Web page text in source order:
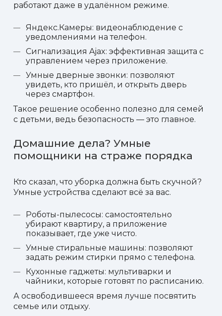
работают даже в удалённом режиме.
Яндекс.Камеры: видеонаблюдение с
уведомлениями на телефон.
Сигнализация Ajax: эффективная защита с
управлением через приложение.
Умные дверные звонки: позволяют
увидеть, кто пришёл, и открыть дверь
через смартфон.
Такое решение особенно полезно для семей
с детьми, ведь безопасность — это главное.
Домашние дела? Умные
помощники на страже порядка
Кто сказал, что уборка должна быть скучной?
Умные устройства сделают всё за вас.
Роботы-пылесосы: самостоятельно
убирают квартиру, а приложение
показывает, где уже чисто.
Умные стиральные машины: позволяют
задать режим стирки прямо с телефона.
Кухонные гаджеты: мультиварки и
чайники, которые готовят по расписанию.
А освободившееся время лучше посвятить
семье или отдыху.